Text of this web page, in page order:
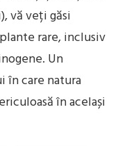
vă veți găsi
rare, inclusiv
Un
în care natura
în același